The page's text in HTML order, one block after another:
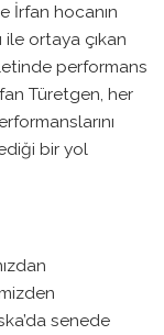
İrfan hocanın
ile ortaya çıkan
performans
Türetgen, her
bir yol
senede